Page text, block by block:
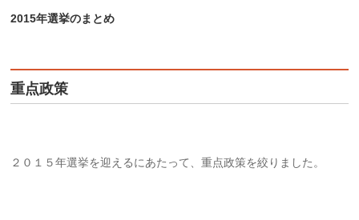
2015年選挙のまとめ
重点政策
２０１５年選挙を迎えるにあたって、重点政策を絞りました。